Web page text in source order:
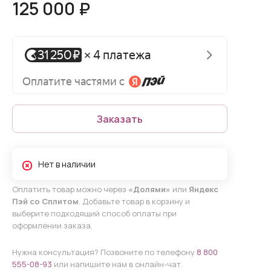
125 000 ₽
Заказать
Нет в наличии
Оплатить товар можно через «Долями» или Яндекс
Пэй со Сплитом. Добавьте товар в корзину и
выберите подходящий способ оплаты при
оформлении заказа.
Нужна консультация? Позвоните по телефону 8 800
555-08-93 или напишите нам в онлайн-чат.